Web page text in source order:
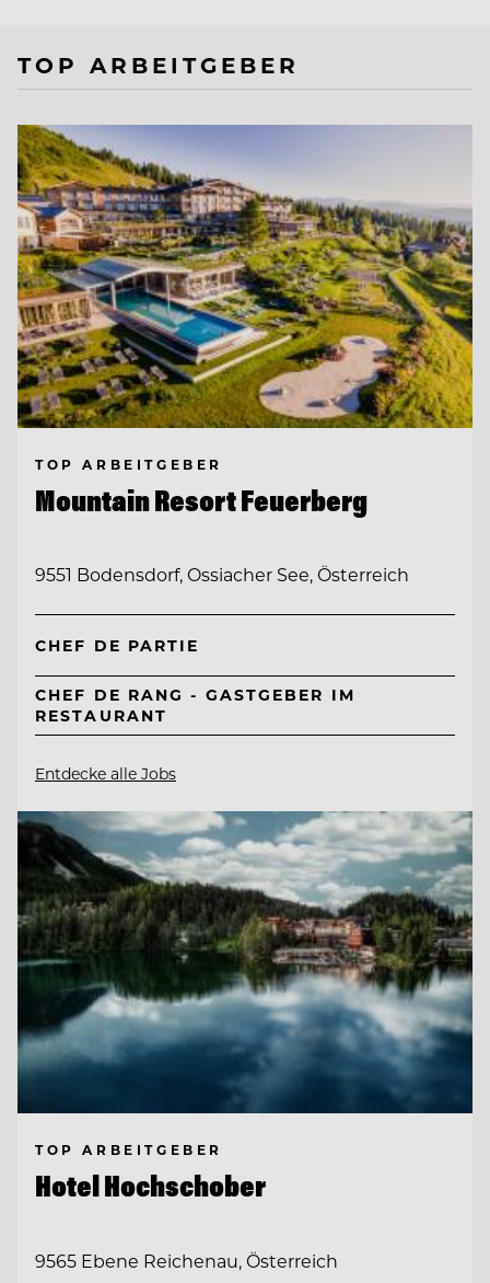
TOP ARBEITGEBER
TOP ARBEITGEBER
Mountain Resort Feuerberg
9551 Bodensdorf, Ossiacher See, Österreich
CHEF DE PARTIE
CHEF DE RANG - GASTGEBER IM
RESTAURANT
Entdecke alle Jobs
TOP ARBEITGEBER
Hotel Hochschober
9565 Ebene Reichenau, Österreich